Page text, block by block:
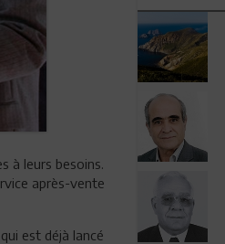
à leurs besoins.
après-vente
est déjà lancé